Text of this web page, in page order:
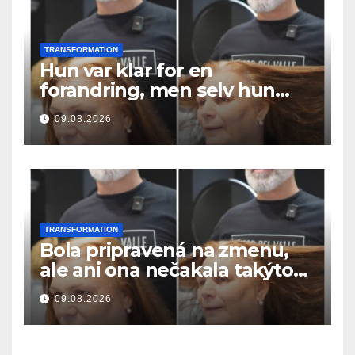
TRANSFORMATION
Hun var klar for en
forandring, men selv hun
hadde ikke forventet dette
resultatet
09.08.2026
TRANSFORMATION
Bola pripravená na zmenu,
ale ani ona nečakala takýto
výsledok
09.08.2026